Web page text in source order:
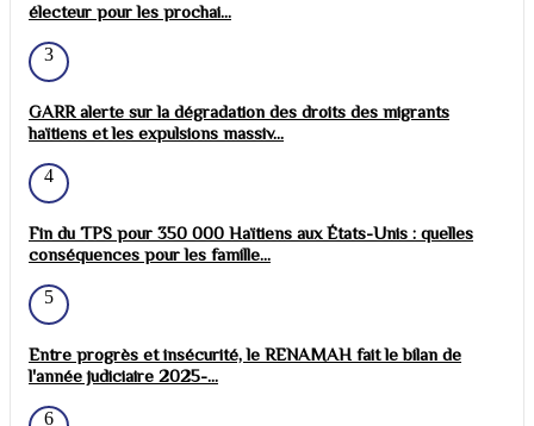
électeur pour les prochai...
3
GARR alerte sur la dégradation des droits des migrants
haïtiens et les expulsions massiv...
4
Fin du TPS pour 350 000 Haïtiens aux États-Unis : quelles
conséquences pour les famille...
5
Entre progrès et insécurité, le RENAMAH fait le bilan de
l'année judiciaire 2025-...
6